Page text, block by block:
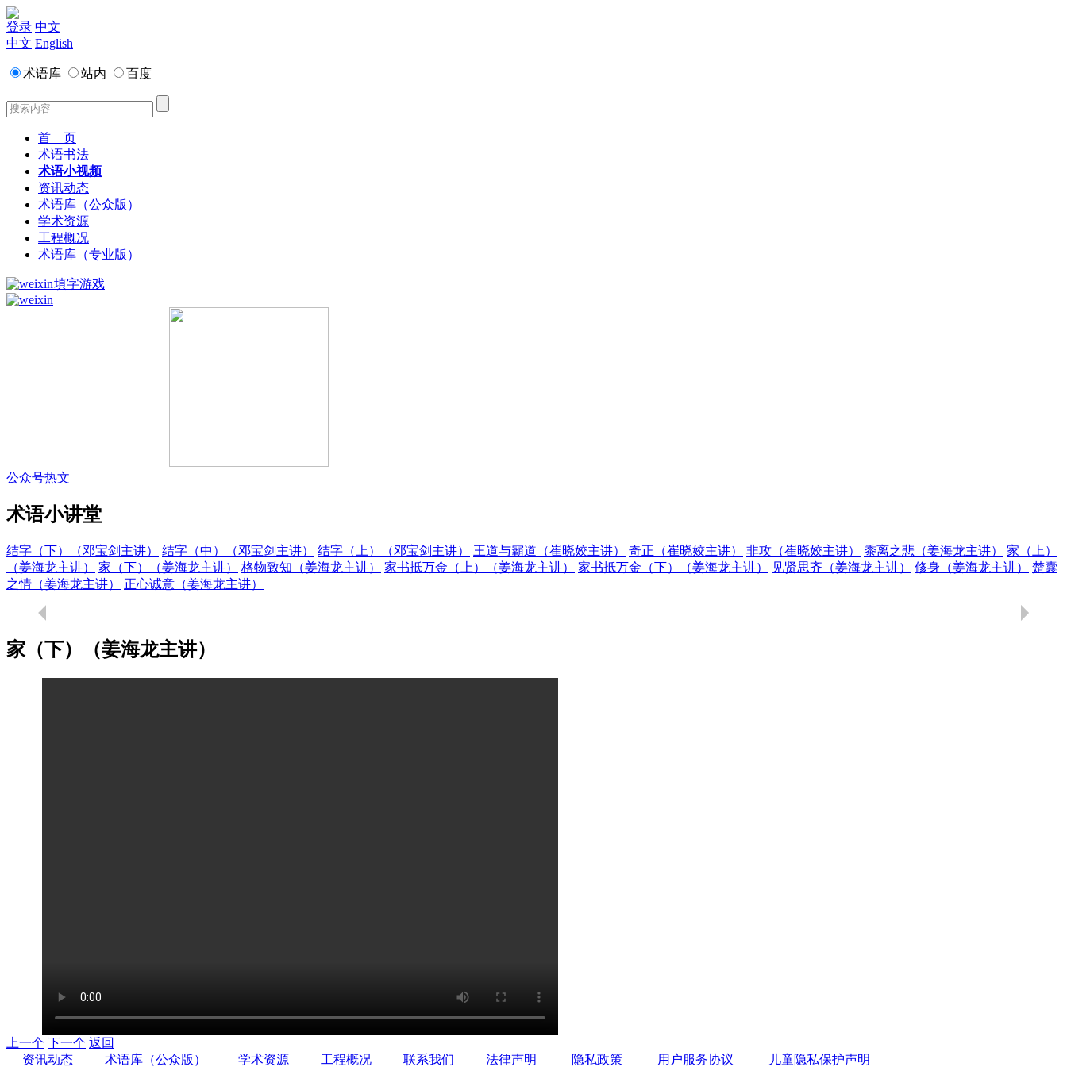
登录 中文
中文 English
术语库 站内 百度
首 页
术语书法
术语小视频
资讯动态
术语库（公众版）
学术资源
工程概况
术语库（专业版）
填字游戏
公众号热文
术语小讲堂
结字（下）（邓宝剑主讲） 结字（中）（邓宝剑主讲） 结字（上）（邓宝剑主讲） 王道与霸道（崔晓姣主讲） 奇正（崔晓姣主讲） 非攻（崔晓姣主讲） 黍离之悲（姜海龙主讲）
家（上）
（姜海龙主讲）
家（下）（姜海龙主讲） 格物致知（姜海龙主讲） 家书抵万金（上）（姜海龙主讲） 家书抵万金（下）（姜海龙主讲） 见贤思齐（姜海龙主讲） 修身（姜海龙主讲）
楚囊
之情（姜海龙主讲）
正心诚意（姜海龙主讲）
家（下）（姜海龙主讲）
上一个 下一个 返回
资讯动态
术语库（公众版） 学术资源 工程概况 联系我们 法律声明 隐私政策 用户服务协议 儿童隐私保护声明